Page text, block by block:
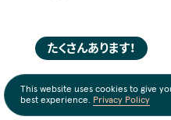
たくさんあります！
This website uses cookies to give
best experience. Privacy Policy